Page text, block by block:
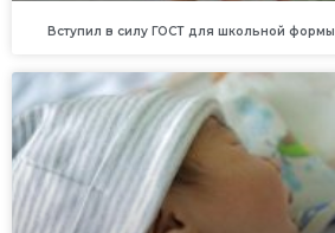
Вступил в силу ГОСТ для школьной формы